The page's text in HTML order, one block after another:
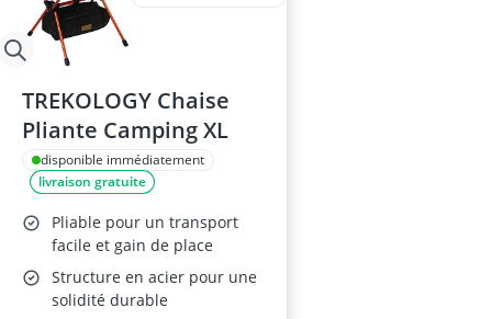
TREKOLOGY Chaise
Pliante Camping XL
disponible immédiatement
livraison gratuite
Pliable pour un transport
facile et gain de place
Structure en acier pour une
solidité durable